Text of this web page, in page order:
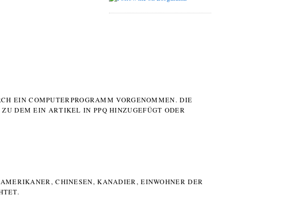
EIN COMPUTERPROGRAMM VORGENOMMEN. DIE
DEM EIN ARTIKEL IN PPQ HINZUGEFÜGT ODER
CHINESEN, KANADIER, EINWOHNER DER P